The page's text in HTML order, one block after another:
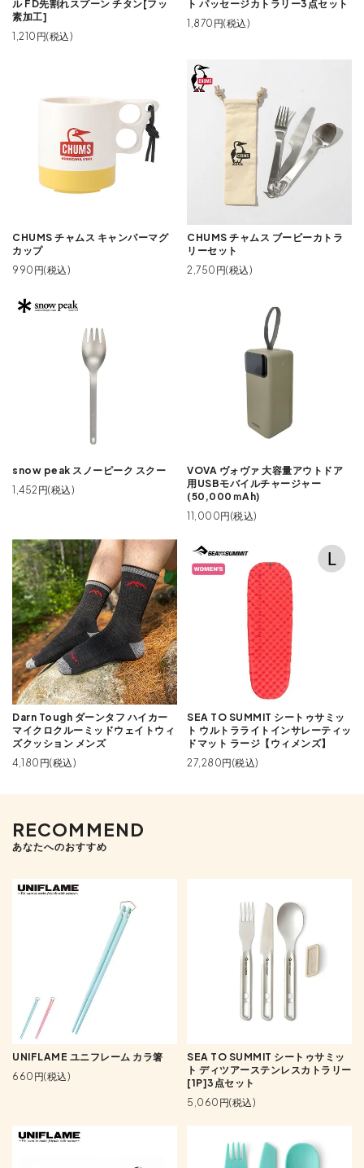
ル FD先割れスプーン チタン[フッ
素加工]
1,210円(税込)
ト パッセージカトラリー3点セット
1,870円(税込)
CHUMS チャムス キャンパーマグ
カップ
990円(税込)
CHUMS チャムス ブービーカトラ
リーセット
2,750円(税込)
snow peak スノーピーク スクー
1,452円(税込)
VOVA ヴォヴァ 大容量アウトドア
用USBモバイルチャージャー
(50,000ｍAh)
11,000円(税込)
Darn Tough ダーンタフ ハイカー
マイクロクルーミッドウェイトウィ
ズクッション メンズ
4,180円(税込)
SEA TO SUMMIT シートゥサミッ
ト ウルトラライトインサレーティッ
ドマット ラージ【ウィメンズ】
27,280円(税込)
RECOMMEND
あなたへのおすすめ
UNIFLAME ユニフレーム カラ箸
660円(税込)
SEA TO SUMMIT シートゥサミッ
ト ディツアーステンレスカトラリー
[1P]3点セット
5,060円(税込)